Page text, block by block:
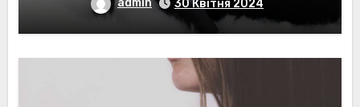
admin 30 Квітня 2024